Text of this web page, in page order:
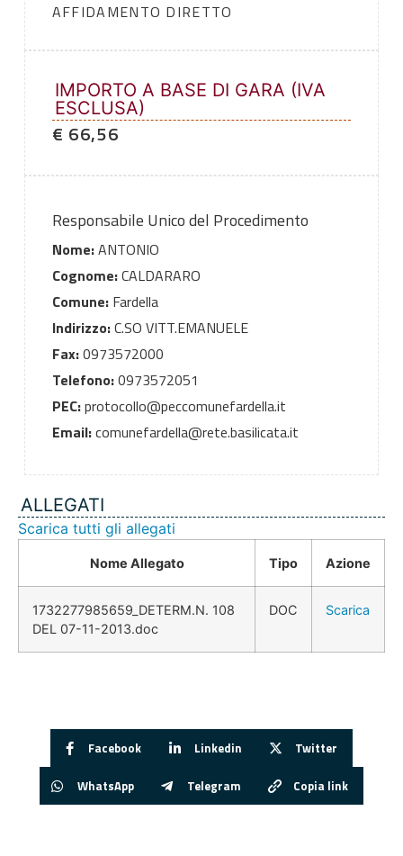
AFFIDAMENTO DIRETTO
IMPORTO A BASE DI GARA (IVA
ESCLUSA)
€ 66,56
Responsabile Unico del Procedimento
Nome:ANTONIO
Cognome:CALDARARO
Comune:Fardella
Indirizzo:C.SO VITT.EMANUELE
Fax:0973572000
Telefono:0973572051
PEC:protocollo@peccomunefardella.it
Email:comunefardella@rete.basilicata.it
ALLEGATI
Scarica tutti gli allegati
Nome Allegato Tipo Azione
1732277985659_DETERM.N. 108
DEL 07-11-2013.doc
DOC Scarica
Facebook Linkedin Twitter
WhatsApp Telegram Copia link